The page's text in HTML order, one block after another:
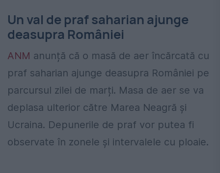
Un val de praf saharian ajunge
deasupra României
ANM anunță că o masă de aer încărcată cu
praf saharian ajunge deasupra României pe
parcursul zilei de marți. Masa de aer se va
deplasa ulterior către Marea Neagră și
Ucraina. Depunerile de praf vor putea fi
observate în zonele și intervalele cu ploaie.